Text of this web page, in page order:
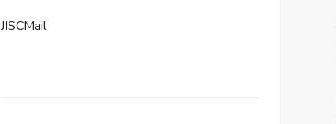
JISCMail